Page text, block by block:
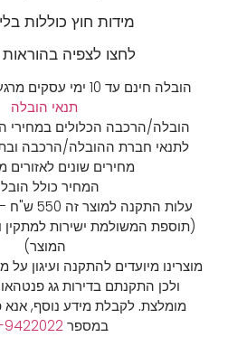
מידות חוץ כוללות
לחצו לצפיה
הובלה חינם עד 10 ימי עסקים מרגע ההזמנה –
תנאי הובלה
הובלה/הרכבה הכלולים במחירי
לתנאי חברת ההובלה/הרכבה
מחירים שונים לאזורים
המחיר כולל
עלות
(תוספת המשולמת ישירות למתקין
המוצר)
מוצרינו מיועדים להתקנה ועיגון
ולכן התקנתם בדירות גג
מומלצת.לקבלת מידע נוסף, אנא
במספר